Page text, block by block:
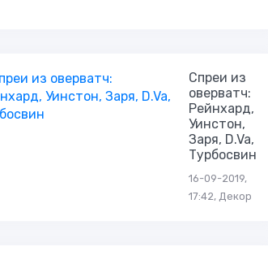
Спреи из
оверватч:
Рейнхард,
Уинстон,
Заря, D.Va,
Турбосвин
16-09-2019,
17:42, Декор